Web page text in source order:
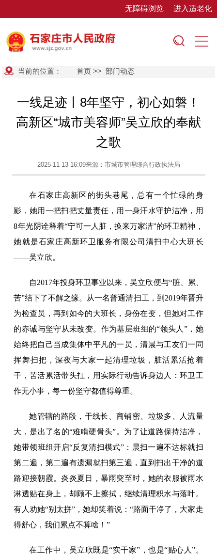
无障碍浏览 进入适老化
当前的位置： 首页 >>部门动态
一线足迹丨8年坚守，初心如磐！
高新区“城市美容师”吴立欣的奉献
之歌
2025-11-13 16:09来源：市城市管理综合行政执法局
在石家庄高新区的街头巷尾，总有一个忙碌的身
影，她用一把扫把丈量责任，用一身汗水守护洁净，用
8年光阴诠释着“宁可一人脏，换来万家洁”的环卫精神，
她就是石家庄高新环卫服务有限公司清扫中心大班长
——吴立欣。
自2017年投身环卫事业以来，吴立欣便与“脏、累、
苦”结下了不解之缘。从一名普通清扫工，到2019年晋升
为检查员，再到如今的大班长，身份在变，但她对工作
的赤诚与坚守从未改变。作为基层班组的“领头人”，她
始终把自己当成集体中平凡的一员，清晨与工友们一同
挥舞扫把，深夜与大家一起清理垃圾，脏活累活抢着
干，苦活累活带头扛，用实际行动告诉身边人：环卫工
作无小事，每一份坚守都值得尊重。
她管辖的路段，干线长、商铺密、垃圾多、人流量
大，是出了名的“难啃硬骨头”。为了让道路保持洁净，
她带领班组开启“反复清扫模式”：晨扫一遍不达标就扫
第二遍，第二遍有遗漏就扫第三遍，直到扫出干净的道
路迎接朝霞。炎炎夏日，暴雨突至时，她的衣服被雨水
淋透贴在身上，却顾不上擦拭，继续清理积水与落叶。
有人劝她“别太拼”，她却笑着说：“路面干净了，大家走
得舒心，我们累点不算啥！”
在工作中，吴立欣既是“实干家”，也是“贴心人”。